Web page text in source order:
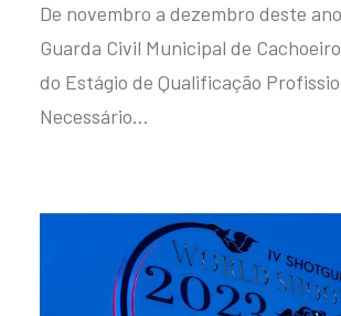
De novembro a dezembro deste
Guarda Civil Municipal de
do Estágio de Qualificação
Necessário…